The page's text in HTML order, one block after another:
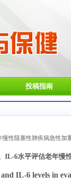
投稿指南
性阻塞性肺疾病急性加
IL-6水平评估老年慢
IL-6 levels in